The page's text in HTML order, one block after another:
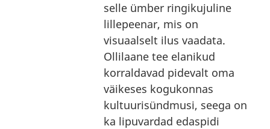
selle ümber ringikujuline
lillepeenar, mis on
visuaalselt ilus vaadata.
Ollilaane tee elanikud
korraldavad pidevalt oma
väikeses kogukonnas
kultuurisündmusi, seega on
ka lipuvardad edaspidi